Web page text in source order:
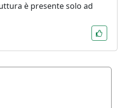
è presente solo ad